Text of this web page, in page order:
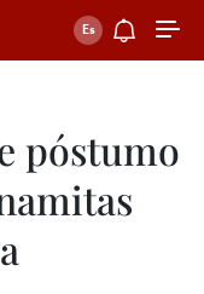
póstumo